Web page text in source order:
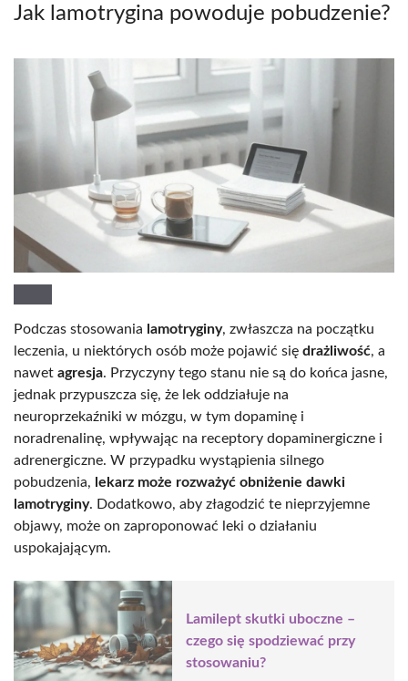
Jak lamotrygina powoduje pobudzenie?
Podczas stosowania lamotryginy, zwłaszcza na początku
leczenia, u niektórych osób może pojawić się drażliwość, a
nawet agresja. Przyczyny tego stanu nie są do końca jasne,
jednak przypuszcza się, że lek oddziałuje na
neuroprzekaźniki w mózgu, w tym dopaminę i
noradrenalinę, wpływając na receptory dopaminergiczne i
adrenergiczne. W przypadku wystąpienia silnego
pobudzenia, lekarz może rozważyć obniżenie dawki
lamotryginy. Dodatkowo, aby złagodzić te nieprzyjemne
objawy, może on zaproponować leki o działaniu
uspokajającym.
Lamilept skutki uboczne –
czego się spodziewać przy
stosowaniu?